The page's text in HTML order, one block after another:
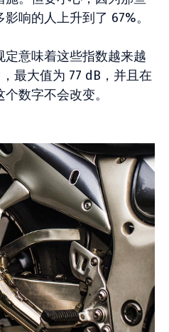
响的人上升到了 67%。
意味着这些指数越来越
最大值为 77 dB，并且在
数字不会改变。